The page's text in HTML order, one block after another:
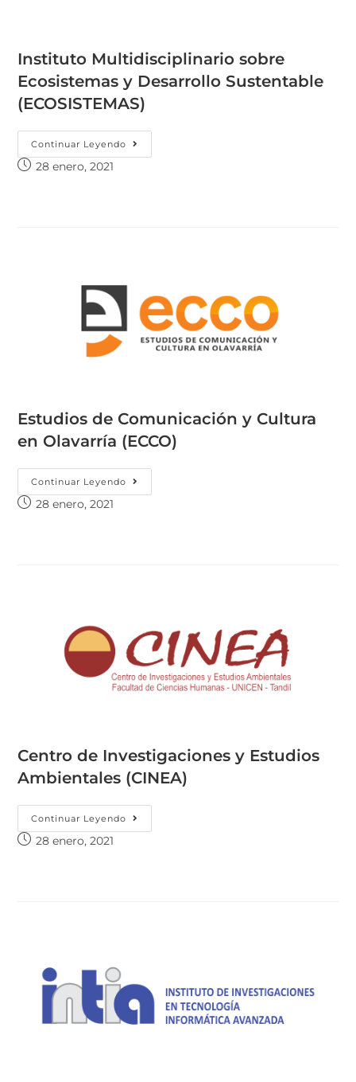
Instituto Multidisciplinario sobre
Ecosistemas y Desarrollo Sustentable
(ECOSISTEMAS)
Continuar Leyendo
28 enero, 2021
Estudios de Comunicación y Cultura
en Olavarría (ECCO)
Continuar Leyendo
28 enero, 2021
Centro de Investigaciones y Estudios
Ambientales (CINEA)
Continuar Leyendo
28 enero, 2021